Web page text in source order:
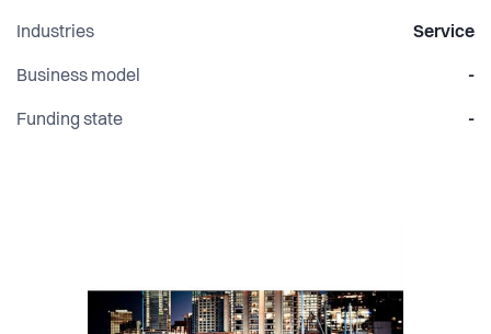
Industries Service
Business model -
Funding state -